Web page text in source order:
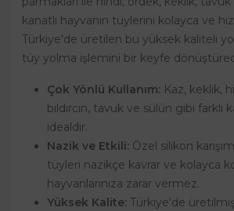
kanatlı hayvanın tüylerini kolayca ve
Türkiye'de üretilen bu yüksek kaliteli
tüy yolma işlemini bir keyfe
Çok Yönlü Kullanım: Kaz, keklik,
bıldırcın, tavuk ve sülün gibi farklı
idealdir.
Nazik ve Etkili: Özel silikon
tüyleri nazikçe kavrar ve kolayca
hayvanlarınıza zarar vermez.
Yüksek Kalite: Türkiye'de